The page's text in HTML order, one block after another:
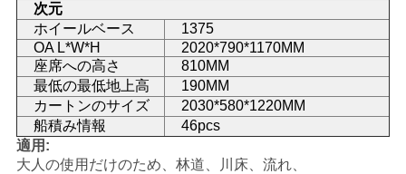
プ
ラ
イ
バ
次元
ホイールベース
1375
OA L*W*H
2020*790*1170MM
座席への高さ
810MM
最低の最低地上高
190MM
カートンのサイズ
2030*580*1220MM
船積み情報
46pcs
適用:
大人の使用だけのため、林道、川床、流れ、